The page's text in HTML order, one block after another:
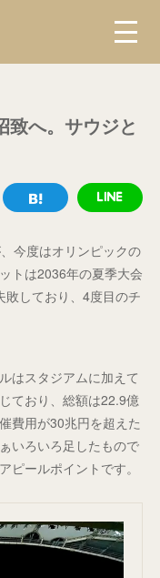
致へ。サウジと
今度はオリンピックの
トは2036年の夏季大会
敗しており、4度目のチ
はスタジアムに加えて
ており、総額は22.9億
費用が30兆円を超えた
いろいろ足したもので
ピールポイントです。